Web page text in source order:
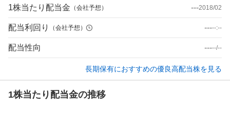
1株当たり配当金 （会社予想） ---2018/02
配当利回り （会社予想） -----:--
配当性向 -----/--
長期保有におすすめの優良高配当株を見る
1株当たり配当金の推移